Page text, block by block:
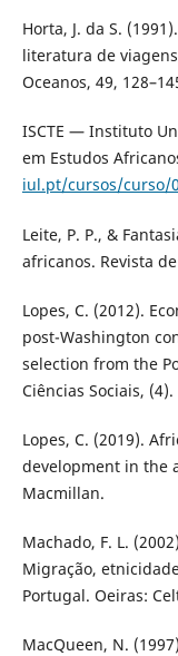
Horta, J. da S.
literatura de
Oceanos, 49,
ISCTE — Instituto
em Estudos
iul.pt/cursos/curso/
Leite, P. P., &
africanos. Revista
Lopes, C. (2012).
post-Washington
selection from the
Ciências Sociais, (4).
Lopes, C. (2019).
development in the
Macmillan.
Machado, F. L.
Migração,
Portugal. Oeiras:
MacQueen, N.